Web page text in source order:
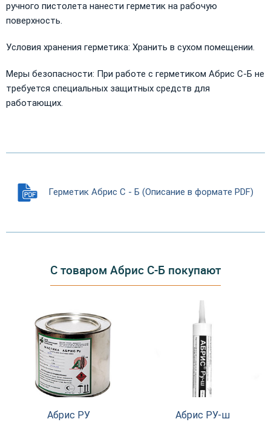
ручного пистолета нанести герметик на рабочую
поверхность.
Условия хранения герметика: Хранить в сухом помещении.
Меры безопасности: При работе с герметиком Абрис С-Б не
требуется специальных защитных средств для
работающих.
Герметик Абрис С - Б (Описание в формате PDF)
С товаром Абрис С-Б покупают
Абрис РУ Абрис РУ-ш